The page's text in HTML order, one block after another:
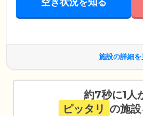
施設の詳細を
約7秒に1人
ピッタリ の施